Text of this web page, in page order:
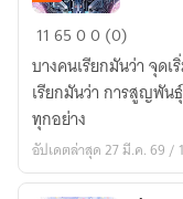
Ethan
ชาย
ผู้
หลอม
รวม
เข้า
116500 (0)
บางคนเรียกมันว่า จุด
เรียกมันว่า การสูญพัน
ทุกอย่าง
อัปเดตล่าสุด 27 มี.ค. 69 /